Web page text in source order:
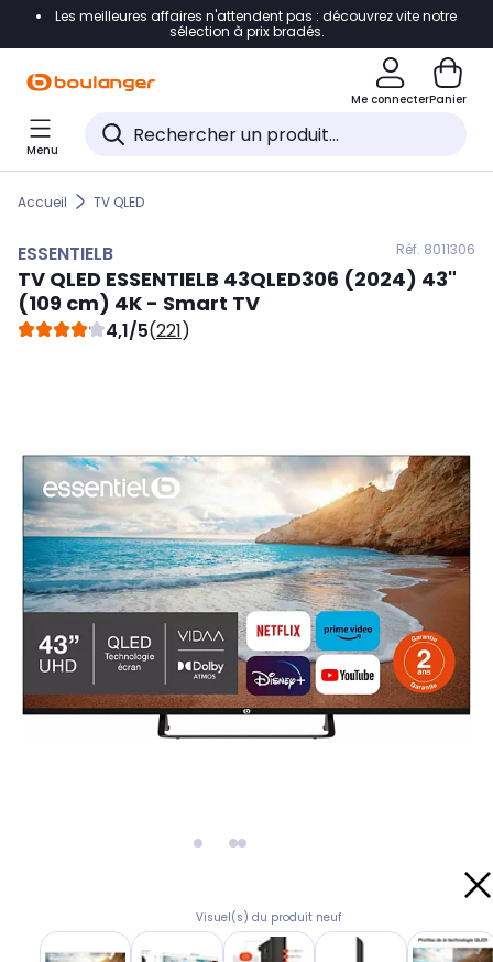
Accéder directement à la navigation
Accéder directement au pied de page
Accéder directement au chatbot
Les meilleures affaires n'attendent pas : découvrez vite notre
sélection à prix bradés.
Me connecterPanier
Menu
Accueil TV QLED
ESSENTIELB Réf. 8011306
TV QLED ESSENTIELB 43QLED306 (2024) 43"
(109 cm) 4K - Smart TV
4,1/5(221)
Visuel(s) du produit neuf